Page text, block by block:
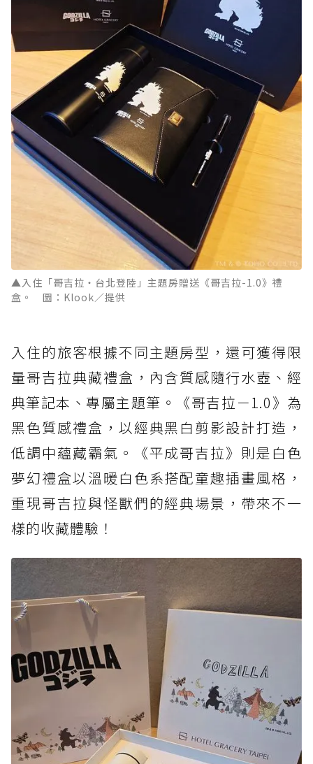
▲入住「哥吉拉・台北登陸」主題房贈送《哥吉拉-1.0》禮
盒。 圖：Klook／提供
入住的旅客根據不同主題房型，還可獲得限
量哥吉拉典藏禮盒，內含質感隨行水壺、經
典筆記本、專屬主題筆。《哥吉拉－1.0》為
黑色質感禮盒，以經典黑白剪影設計打造，
低調中蘊藏霸氣。《平成哥吉拉》則是白色
夢幻禮盒以溫暖白色系搭配童趣插畫風格，
重現哥吉拉與怪獸們的經典場景，帶來不一
樣的收藏體驗！